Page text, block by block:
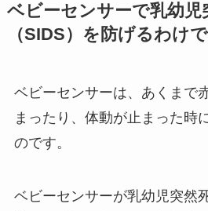
ベビーセンサーで乳幼児
（SIDS）を防げるわけ
ベビーセンサーは、あくまで
まったり、体動が止まった時
のです。
ベビーセンサーが乳幼児突然